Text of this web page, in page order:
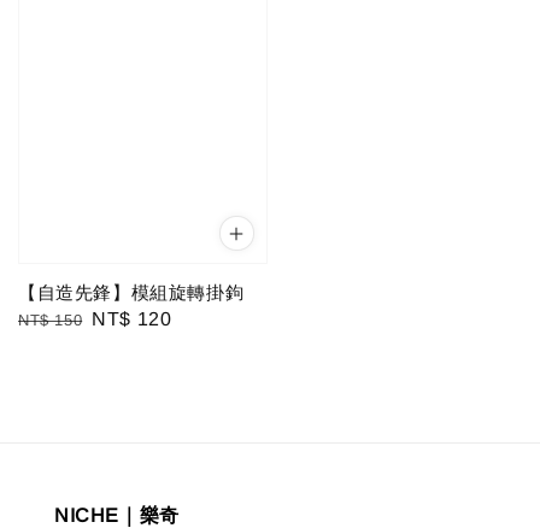
【自造先鋒】模組旋轉掛鉤
Regular
NT$ 150 Sale
NT$ 120
NICHE｜樂奇